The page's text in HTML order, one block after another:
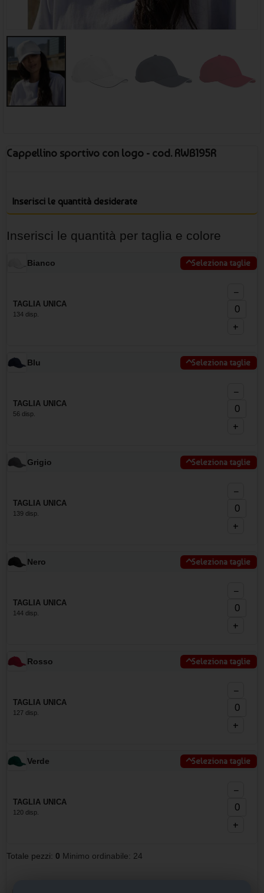
Cappellino sportivo con logo - cod. RWB195R
Inserisci le quantità desiderate
Inserisci le quantità per taglia e colore
Bianco Seleziona taglie
TAGLIA UNICA
134 disp.
−
+
Blu Seleziona taglie
TAGLIA UNICA
56 disp.
−
+
Grigio Seleziona taglie
TAGLIA UNICA
139 disp.
−
+
Nero Seleziona taglie
TAGLIA UNICA
144 disp.
−
+
Rosso Seleziona taglie
TAGLIA UNICA
127 disp.
−
+
Verde Seleziona taglie
TAGLIA UNICA
120 disp.
−
+
Totale pezzi: 0 Minimo ordinabile: 24